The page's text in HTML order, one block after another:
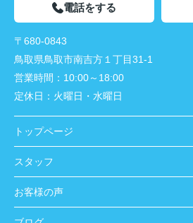
電話をする
〒680-0843
鳥取県鳥取市南吉方１丁目31-1
営業時間： 10:00～18:00
定休日： 火曜日・水曜日
トップページ
スタッフ
お客様の声